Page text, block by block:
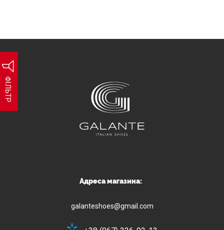
ФІЛЬТР
Адреса магазина:
galanteshoes@gmail.com